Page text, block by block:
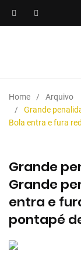
Home
Arquivo
Grande
Bola entra e fura
Grande
Grande
entra e
pontapé